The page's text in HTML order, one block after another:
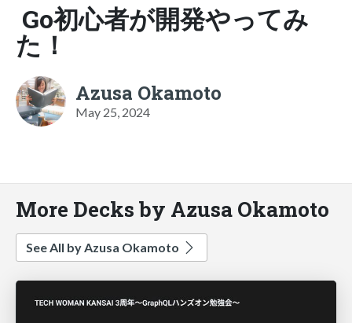
Go初心者が開発やってみ
た！
Azusa Okamoto
May 25, 2024
More Decks by Azusa Okamoto
See All by Azusa Okamoto